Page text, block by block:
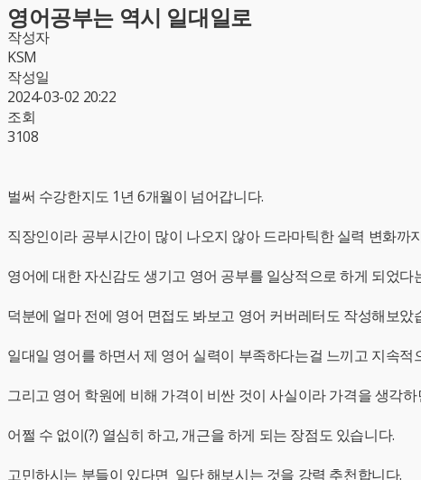
영어공부는 역시 일대일로
작성자
KSM
작성일
2024-03-02 20:22
조회
3108
벌써 수강한지도 1년 6개월이 넘어갑니다.
직장인이라 공부시간이 많이 나오지 않아 드라마틱한 실력 변화까
영어에 대한 자신감도 생기고 영어 공부를 일상적으로 하게 되었다
덕분에 얼마 전에 영어 면접도 봐보고 영어 커버레터도 작성해보았
일대일 영어를 하면서 제 영어 실력이 부족하다는걸 느끼고 지속
그리고 영어 학원에 비해 가격이 비싼 것이 사실이라 가격을 생각하
어쩔 수 없이(?) 열심히 하고, 개근을 하게 되는 장점도 있습니다.
고민하시는 분들이 있다면 일단 해보시는 것을 강력 추천합니다.